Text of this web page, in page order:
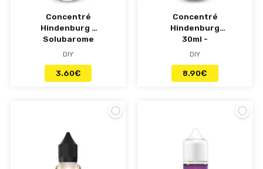
Concentré
Hindenburg -
Solubarome
DIY
3.60€
Concentré
Hindenburg
30ml -
Solubarome
DIY
8.90€